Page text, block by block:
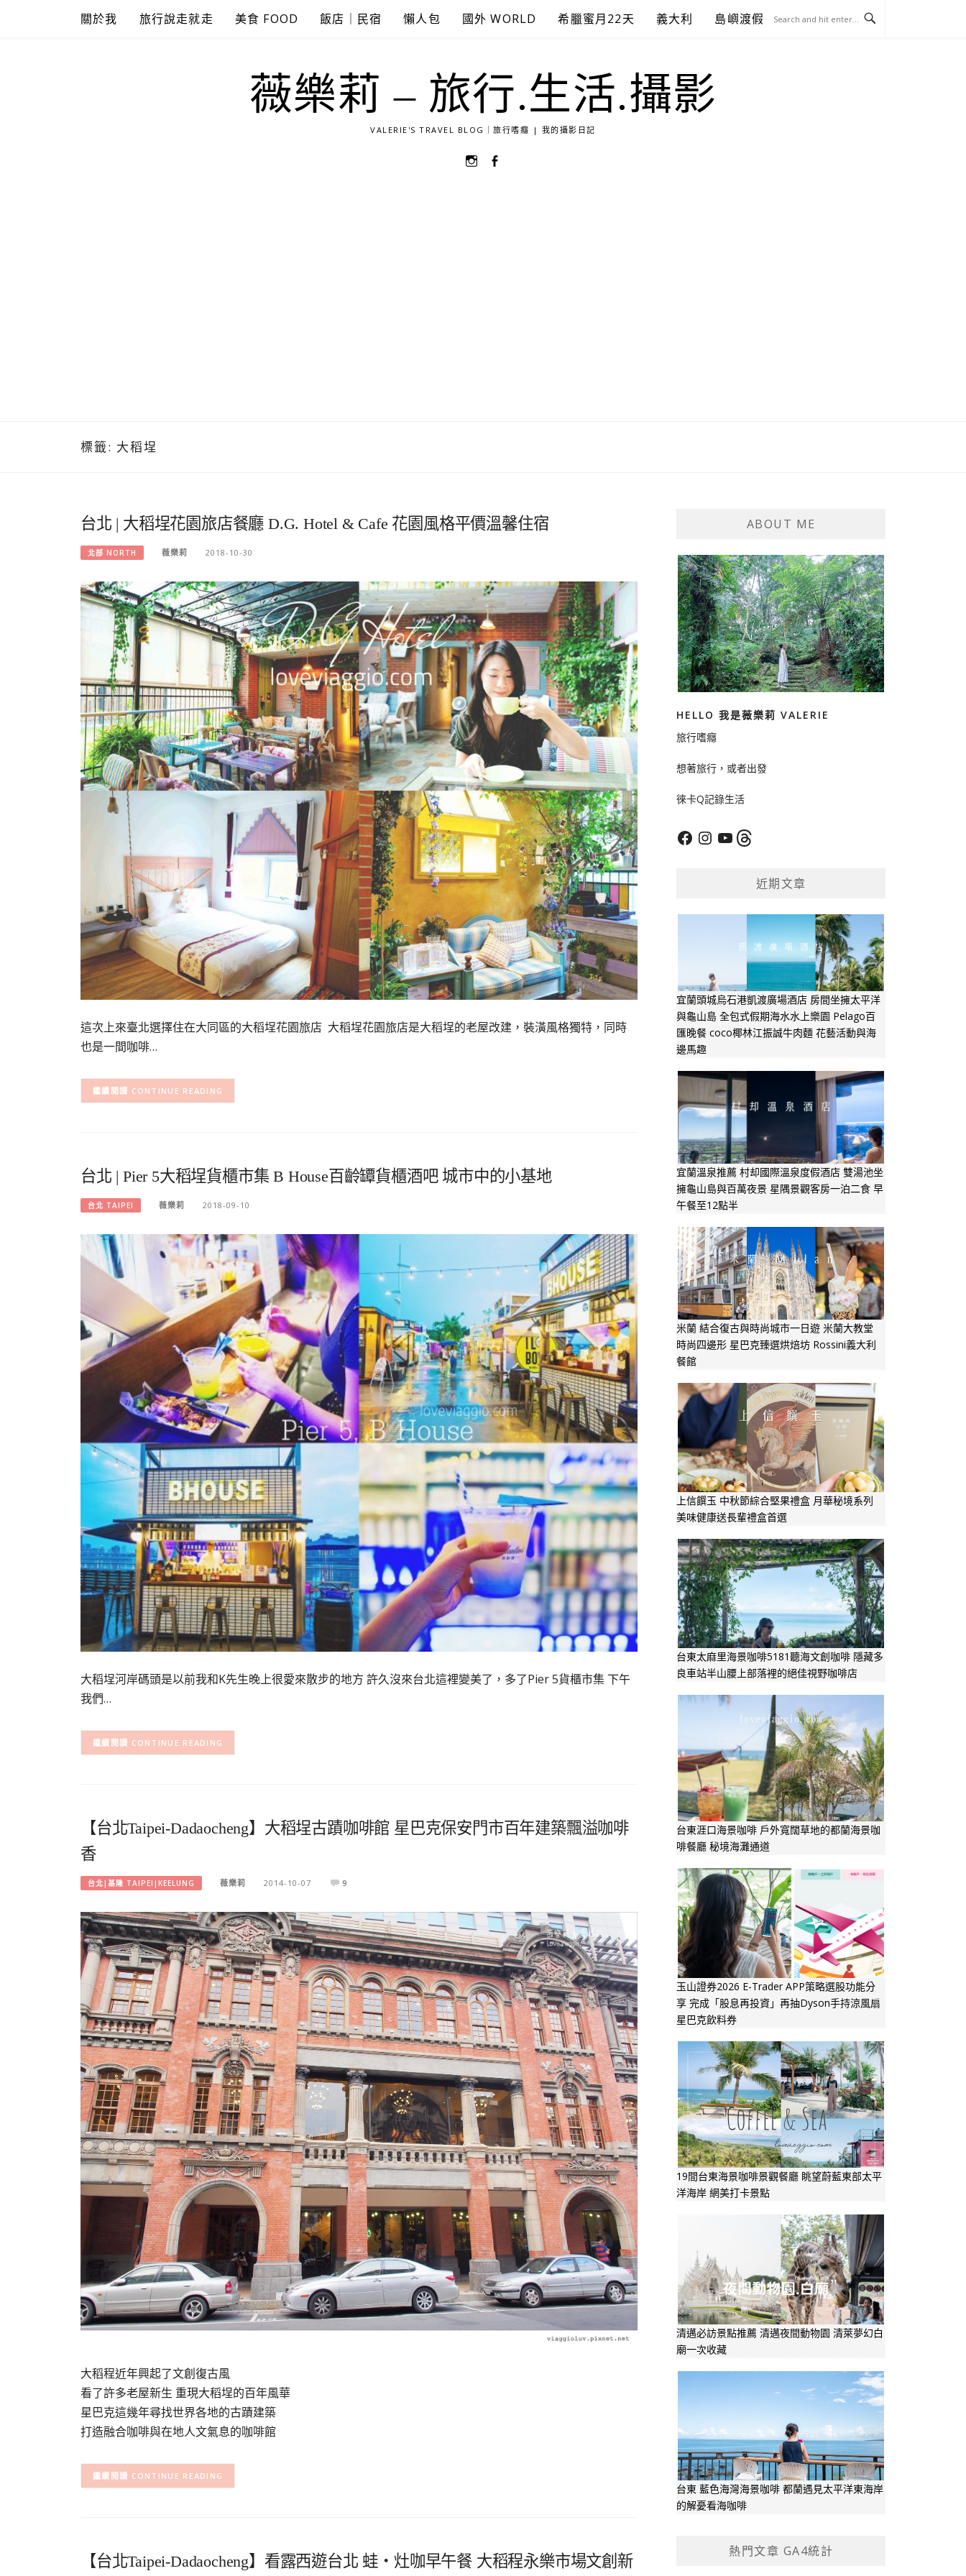
關於我 旅行說走就走 美食 FOOD 飯店｜民宿 懶人包 國外 WORLD 希臘蜜月22天 義大利 島嶼渡假
薇樂莉 – 旅行.生活.攝影
VALERIE'S TRAVEL BLOG｜旅行嗜癮 | 我的攝影日記
選
標籤: 大稻埕
台北 | 大稻埕花園旅店餐廳 D.G. Hotel & Cafe 花園風格平價溫馨住宿
北部 NORTH 薇樂莉 2018-10-30
這次上來臺北選擇住在大同區的大稻埕花園旅店 大稻埕花園旅店是大稻埕的老屋改建，裝潢風格獨特，同時
也是一間咖啡…
CONTINUE READING
台北 | Pier 5大稻埕貨櫃市集 B House百齡罈貨櫃酒吧 城市中的小基地
台北 TAIPEI 薇樂莉 2018-09-10
大稻埕河岸碼頭是以前我和K先生晚上很愛來散步的地方 許久沒來台北這裡變美了，多了Pier 5貨櫃市集 下午
我們…
CONTINUE READING
【台北Taipei-Dadaocheng】大稻埕古蹟咖啡館 星巴克保安門市百年建築飄溢咖啡
香
台北|基隆 TAIPEI|KEELUNG 薇樂莉 2014-10-07 9
大稻程近年興起了文創復古風
看了許多老屋新生 重現大稻埕的百年風華
星巴克這幾年尋找世界各地的古蹟建築
打造融合咖啡與在地人文氣息的咖啡館
CONTINUE READING
【台北Taipei-Dadaocheng】看露西遊台北 蛙‧灶咖早午餐 大稻程永樂市場文創新
ABOUT ME
HELLO 我是薇樂莉 VALERIE
旅行嗜癮
想著旅行，或者出發
徠卡Q記錄生活
FacebookInstagram
YouTubeThreads
近期文章
宜蘭頭城烏石港凱渡廣場酒店 房間坐擁太平洋
與龜山島 全包式假期海水水上樂園 Pelago百
匯晚餐 coco椰林江振誠牛肉麵 花藝活動與海
邊馬趣
宜蘭溫泉推薦 村却國際溫泉度假酒店 雙湯池坐
擁龜山島與百萬夜景 星隅景觀客房一泊二食 早
午餐至12點半
米蘭 結合復古與時尚城市一日遊 米蘭大教堂
時尚四邊形 星巴克臻選烘焙坊 Rossini義大利
餐館
上信饌玉 中秋節綜合堅果禮盒 月華秘境系列
美味健康送長輩禮盒首選
台東太麻里海景咖啡5181聽海文創咖啡 隱藏多
良車站半山腰上部落裡的絕佳視野咖啡店
台東涯口海景咖啡 戶外寬闊草地的都蘭海景咖
啡餐廳 秘境海灘通道
玉山證券2026 E-Trader APP策略選股功能分
享 完成「股息再投資」再抽Dyson手持涼風扇
星巴克飲料券
19間台東海景咖啡景觀餐廳 眺望蔚藍東部太平
洋海岸 網美打卡景點
清邁必訪景點推薦 清邁夜間動物園 清萊夢幻白
廟一次收藏
台東 藍色海灣海景咖啡 都蘭遇見太平洋東海岸
的解憂看海咖啡
熱門文章 GA4統計